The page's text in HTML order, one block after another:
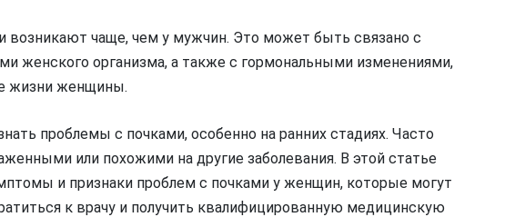
чаще, чем у мужчин. Это может быть связано с
женского организма, а также с гормональными изменениями,
жизни женщины.
проблемы с почками, особенно на ранних стадиях. Часто
или похожими на другие заболевания. В этой статье
и признаки проблем с почками у женщин, которые могут
к врачу и получить квалифицированную медицинскую